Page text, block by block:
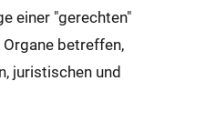
einer "gerechten"
betreffen,
juristischen und